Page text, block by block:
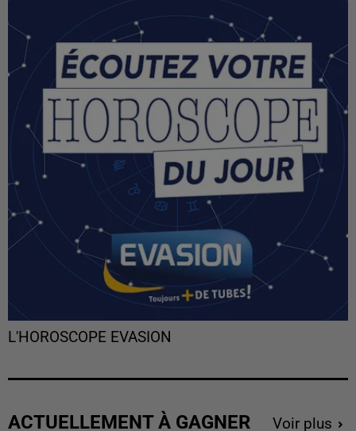
L'HOROSCOPE EVASION
ACTUELLEMENT À GAGNER Voir plus